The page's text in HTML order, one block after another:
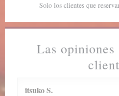
Las opiniones
itsukoS
Solo los clientes que